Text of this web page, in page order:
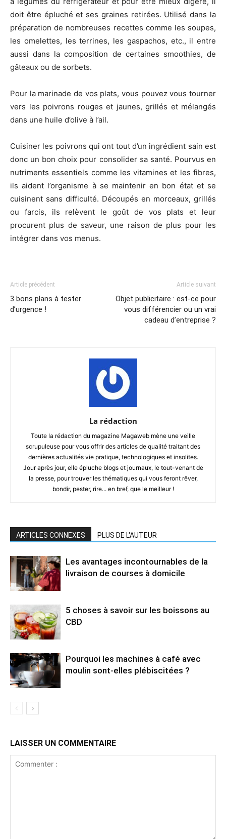
doit être épluché et ses graines retirées. Utilisé dans la
préparation de nombreuses recettes comme les soupes,
les omelettes, les terrines, les gaspachos, etc., il entre
aussi dans la composition de certaines smoothies, de
gâteaux ou de sorbets.
Pour la marinade de vos plats, vous pouvez vous tourner
vers les poivrons rouges et jaunes, grillés et mélangés
dans une huile d’olive à l’ail.
Cuisiner les poivrons qui ont tout d’un ingrédient sain est
donc un bon choix pour consolider sa santé. Pourvus en
nutriments essentiels comme les vitamines et les fibres,
ils aident l’organisme à se maintenir en bon état et se
cuisinent sans difficulté. Découpés en morceaux, grillés
ou farcis, ils relèvent le goût de vos plats et leur
procurent plus de saveur, une raison de plus pour les
intégrer dans vos menus.
Article précédent
3 bons plans à tester
d’urgence !
Article suivant
Objet publicitaire : est-ce pour
vous différencier ou un vrai
cadeau d’entreprise ?
La rédaction
Toute la rédaction du magazine Magaweb mène une veille
scrupuleuse pour vous offrir des articles de qualité traitant des
dernières actualités vie pratique, technologiques et insolites.
Jour après jour, elle épluche blogs et journaux, le tout-venant de
la presse, pour trouver les thématiques qui vous feront rêver,
bondir, pester, rire... en bref, que le meilleur !
ARTICLES CONNEXES PLUS DE L'AUTEUR
Les avantages incontournables de la
livraison de courses à domicile
5 choses à savoir sur les boissons au
CBD
Pourquoi les machines à café avec
moulin sont-elles plébiscitées ?
LAISSER UN COMMENTAIRE